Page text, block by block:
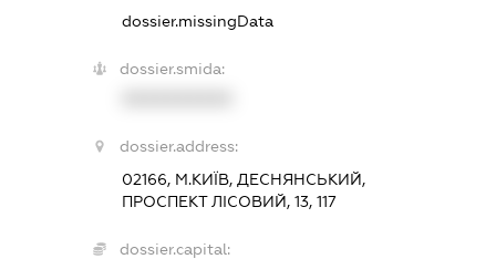
dossier.missingData
dossier.smida:
dossier.address:
02166, М.КИЇВ, ДЕСНЯНСЬКИЙ,
ПРОСПЕКТ ЛІСОВИЙ, 13, 117
dossier.capital: